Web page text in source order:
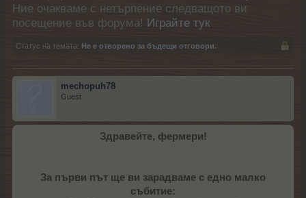
Ние очакваме с нетърпение следващото ви
посещение във форума! Играйте тук
Статус на темата: Не е отворено за бъдещи отговори.
mechopuh78
Guest
Здравейте, фермери!
За първи път ще ви зарадваме с едно малко
събитие: